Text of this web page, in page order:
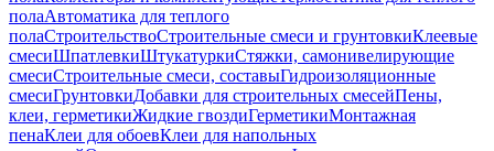
полаАвтоматика для теплого
полаСтроительствоСтроительные смеси и грунтовкиКлеевые
смесиШпатлевкиШтукатуркиСтяжки, самонивелирующие
смесиСтроительные смеси, составыГидроизоляционные
смесиГрунтовкиДобавки для строительных смесейПены,
клеи, герметикиЖидкие гвоздиГерметикиМонтажная
пенаКлеи для обоевКлеи для напольных